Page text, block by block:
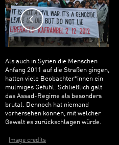
Als auch in Syrien die Menschen
Anfang 2011 auf die Straßen gingen,
hatten viele Beobachter*innen ein
mulmiges Gefühl. Schließlich galt
das Assad-Regime als besonders
brutal. Dennoch hat niemand
vorhersehen können, mit welcher
Gewalt es zurückschlagen würde.
Image credits